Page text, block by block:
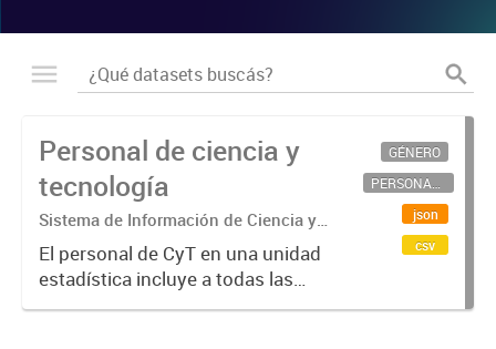
Personal de ciencia y
tecnología
Sistema de Información de Ciencia y
Tecnología Argentino (SICYTAR)
El personal de CyT en una unidad
estadística incluye a todas las
personas involucradas
GÉNERO
PERSONAL CIENTÍFICO-TECNOLÓGICO
json
csv